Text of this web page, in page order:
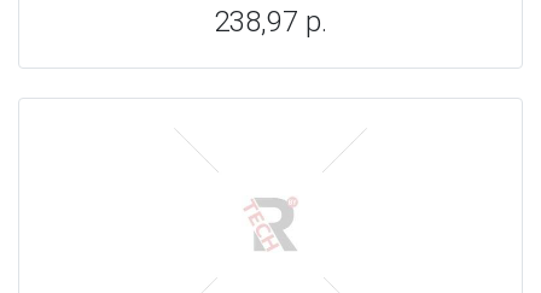
238,97 р.